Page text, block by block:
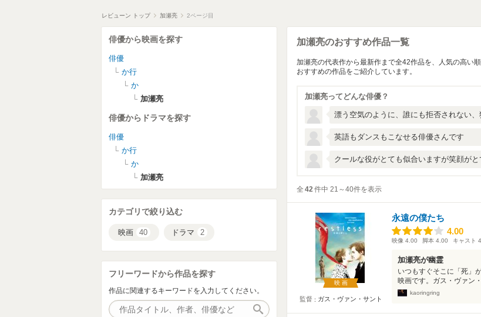
レビューン トップ 加瀬亮 2ページ目
加瀬亮のおすすめ作品一覧
加瀬亮の代表作から最新作まで全42作品を、人気の高い
おすすめの作品をご紹介しています。
加瀬亮ってどんな俳優？
漂う空気のように、誰にも拒否されない、
英語もダンスもこなせる俳優さんです
クールな役がとても似合いますが笑顔が
全 42件中 21～40件を表示
映画
監督 ガス・ヴァン・サント
永遠の僕たち
4.00
4.00
映像 4.00 脚本 4.00 キャスト
加瀬亮が幽霊
いつもすぐそこに「死」
映画です。ガス・ヴァン
kaoringring
俳優から映画を探す
俳優
か行
か
加瀬亮
俳優からドラマを探す
俳優
か行
か
加瀬亮
カテゴリで絞り込む
映画 40 ドラマ 2
フリーワードから作品を探す
作品に関連するキーワードを入力してください。